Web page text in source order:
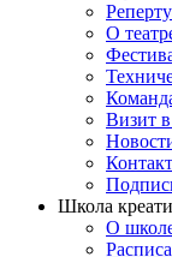
О
Визит в
Школа
О